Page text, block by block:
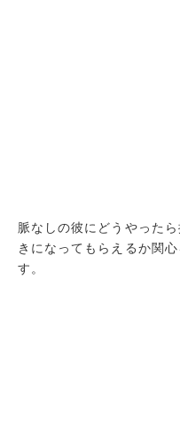
脈なしの彼にどうやった
きになってもらえるか関
す。